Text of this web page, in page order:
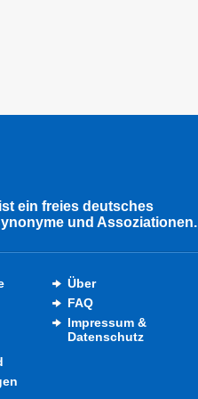
ein freies deutsches
und Assoziationen.
Über
FAQ
Impressum &
Datenschutz